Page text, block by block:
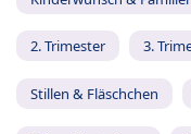
2. Trimester 3.
Stillen & Fläschchen